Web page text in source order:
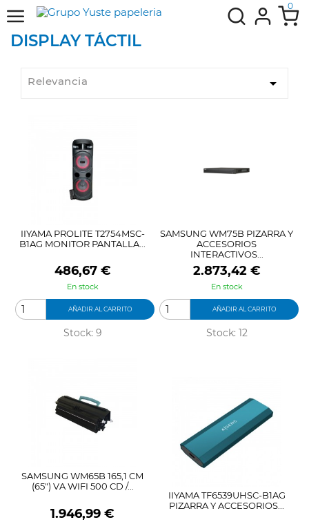
0
DISPLAY TÁCTIL
Relevancia 
IIYAMA PROLITE T2754MSC-
B1AG MONITOR PANTALLA...
Precio
486,67 €
En stock
AÑADIR AL CARRITO
Stock: 9
SAMSUNG WM75B PIZARRA Y
ACCESORIOS
INTERACTIVOS...
Precio
2.873,42 €
En stock
AÑADIR AL CARRITO
Stock: 12
SAMSUNG WM65B 165,1 CM
(65") VA WIFI 500 CD /...
Precio
1.946,99 €
IIYAMA TF6539UHSC-B1AG
PIZARRA Y ACCESORIOS...